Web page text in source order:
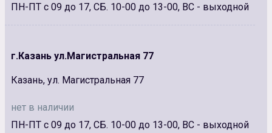
ПН-ПТ с 09 до 17, СБ. 10-00 до 13-00, ВС - выходной
г.Казань ул.Магистральная 77
Казань, ул. Магистральная 77
нет в наличии
ПН-ПТ с 09 до 17, СБ. 10-00 до 13-00, ВС - выходной